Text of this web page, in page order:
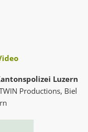
Luzern
Productions, Biel